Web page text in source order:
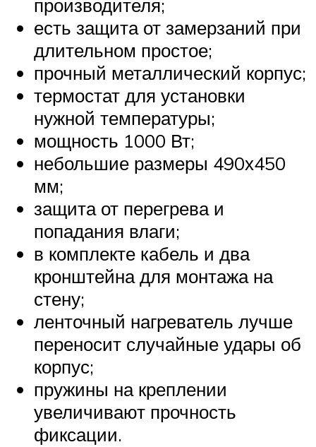
производителя;
есть защита от замерзаний при
длительном простое;
прочный металлический корпус;
термостат для установки
нужной температуры;
мощность 1000 Вт;
небольшие размеры 490х450
мм;
защита от перегрева и
попадания влаги;
в комплекте кабель и два
кронштейна для монтажа на
стену;
ленточный нагреватель лучше
переносит случайные удары об
корпус;
пружины на креплении
увеличивают прочность
фиксации.